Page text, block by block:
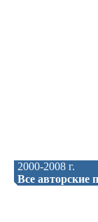
2000-2008 г.
Все авторские